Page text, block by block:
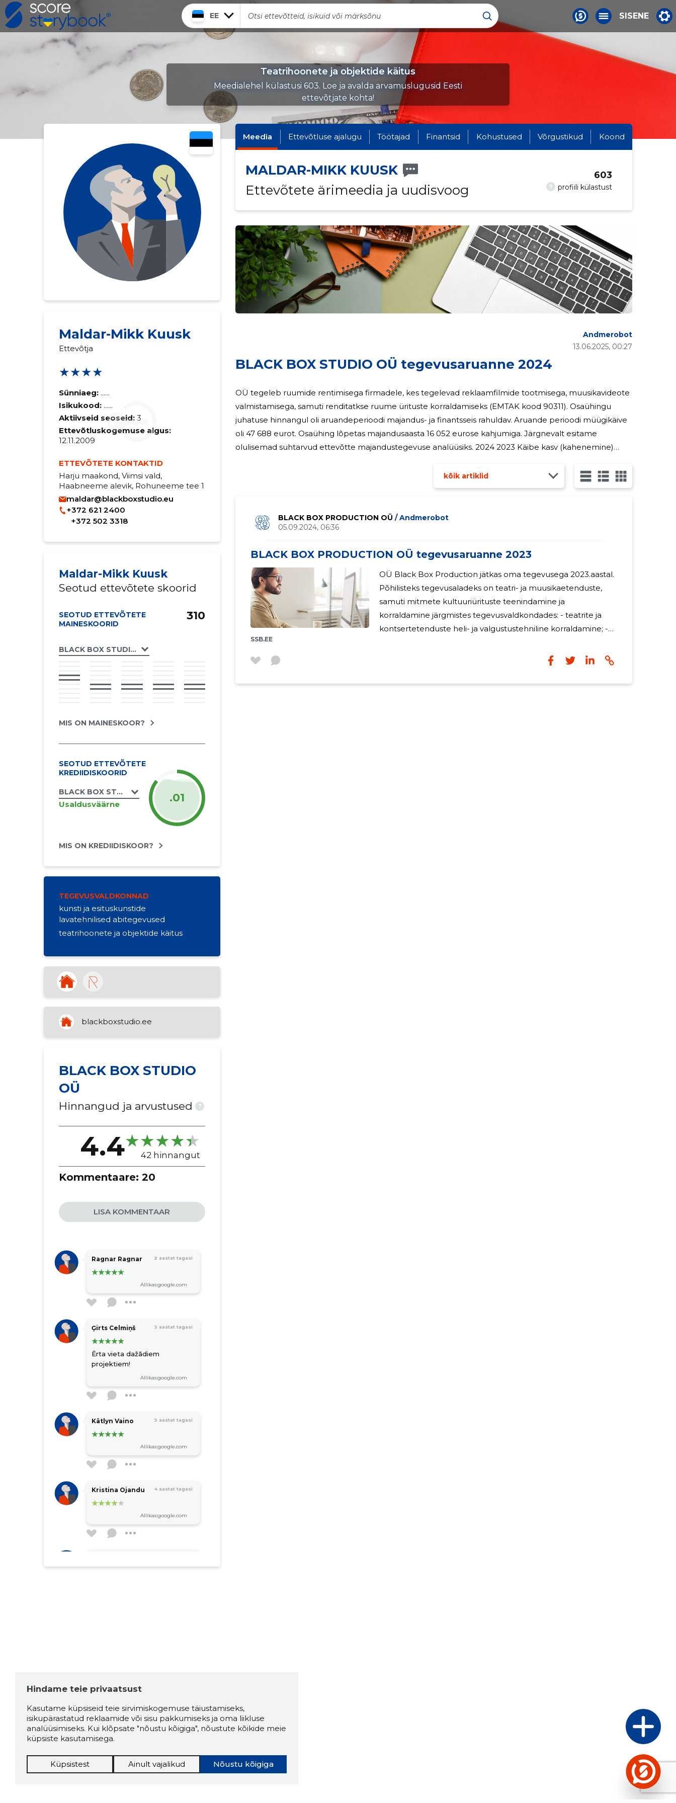
EE SISENE
Teatrihoonete ja objektide käitus
Meedialehel külastusi 603. Loe ja avalda arvamuslugusid Eesti
ettevõtjate kohta!
Maldar-Mikk Kuusk
Ettevõtja
★★★★
Sünniaeg: ......
Isikukood: ......
Aktiivseid seoseid: 3
Ettevõtluskogemuse algus:
12.11.2009
ETTEVÕTETE KONTAKTID
Harju maakond, Viimsi vald,
Haabneeme alevik, Rohuneeme tee 1
maldar@blackboxstudio.eu
+372 621 2400
+372 502 3318
Maldar-Mikk Kuusk
Seotud ettevõtete skoorid
SEOTUD ETTEVÕTETE
MAINESKOORID
BLACK BOX STUDIO OÜ
310
MIS ON MAINESKOOR?
SEOTUD ETTEVÕTETE
KREDIIDISKOORID
BLACK BOX STUDIO OÜ
Usaldusväärne .01
MIS ON KREDIIDISKOOR?
TEGEVUSVALDKONNAD
kunsti ja esituskunstide
lavatehnilised abitegevused
teatrihoonete ja objektide käitus
blackboxstudio.ee
BLACK BOX STUDIO
OÜ
Hinnangud ja arvustused ?
4.4 42 hinnangut
Kommentaare: 20
LISA KOMMENTAAR
Ragnar Ragnar 2 aastat tagasi
Allikas:google.com
Ģirts Celmiņš 3 aastat tagasi
Ērta vieta dažādiem
projektiem!
Allikas:google.com
Kätlyn Vaino 3 aastat tagasi
Allikas:google.com
Kristina Ojandu 4 aastat tagasi
Allikas:google.com
Allikas:google.com
Kristi Rahumägi 4 aastat tagasi
Meedia Ettevõtluse ajalugu Töötajad Finantsid Kohustused Võrgustikud Koond
MALDAR-MIKK KUUSK
Ettevõtete ärimeedia ja uudisvoog
? profiili külastust
603
BLACK BOX STUDIO OÜ tegevusaruanne 2024
13.06.2025, 00:27
Andmerobot
OÜ tegeleb ruumide rentimisega firmadele, kes tegelevad reklaamfilmide tootmisega, muusikavideote
valmistamisega, samuti renditatkse ruume ürituste korraldamiseks (EMTAK kood 90311). Osaühingu
juhatuse hinnangul oli aruandeperioodi majandus- ja finantsseis rahuldav. Aruande perioodi müügikäive
oli 47 688 eurot. Osaühing lõpetas majandusaasta 16 052 eurose kahjumiga. Järgnevalt esitame
olulisemad suhtarvud ettevõtte majandustegevuse analüüsiks. 2024 2023 Käibe kasv (kahenemine)
kõik artiklid
BLACK BOX PRODUCTION OÜ / Andmerobot
05.09.2024, 06:36
BLACK BOX PRODUCTION OÜ tegevusaruanne 2023
SSB.EE
OÜ Black Box Production jätkas oma tegevusega 2023.aastal.
Põhilisteks tegevusaladeks on teatri- ja muusikaetenduste,
samuti mitmete kultuuriürituste teenindamine ja
korraldamine järgmistes tegevusvaldkondades: - teatrite ja
kontsertetenduste heli- ja valgustustehniline korraldamine; -
kasutatakse alltöövõtjatena ka teiste ettevõtete teenuseid.
Saaja e-mail
Hindame teie privaatsust
Kasutame küpsiseid teie sirvimiskogemuse täiustamiseks,
isikupärastatud reklaamide või sisu pakkumiseks ja oma liikluse
analüüsimiseks. Kui klõpsate "nõustu kõigiga", nõustute kõikide meie
küpsiste kasutamisega.
Nõustu kõigiga
Küpsistest Ainult vajalikud